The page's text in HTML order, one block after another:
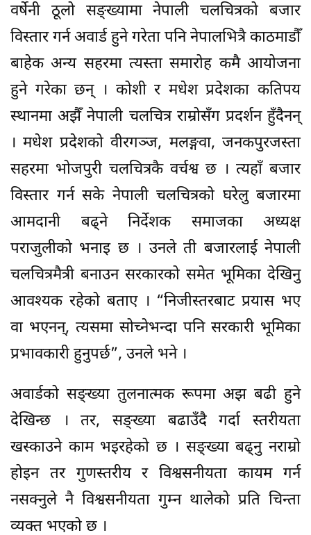
वर्षेनी ठूलो सङ्ख्यामा नेपाली चलचित्रको बजार
विस्तार गर्न अवार्ड हुने गरेता पनि नेपालभित्रै काठमाडौँ
बाहेक अन्य सहरमा त्यस्ता समारोह कमै आयोजना
हुने गरेका छन् । कोशी र मधेश प्रदेशका कतिपय
स्थानमा अझैँ नेपाली चलचित्र राम्रोसँग प्रदर्शन हुँदैनन्
। मधेश प्रदेशको वीरगञ्ज, मलङ्गवा, जनकपुरजस्ता
सहरमा भोजपुरी चलचित्रकै वर्चश्व छ । त्यहाँ बजार
विस्तार गर्न सके नेपाली चलचित्रको घरेलु बजारमा
आमदानी बढ्ने निर्देशक समाजका अध्यक्ष
पराजुलीको भनाइ छ । उनले ती बजारलाई नेपाली
चलचित्रमैत्री बनाउन सरकारको समेत भूमिका देखिनु
आवश्यक रहेको बताए । “निजीस्तरबाट प्रयास भए
वा भएनन्, त्यसमा सोच्नेभन्दा पनि सरकारी भूमिका
प्रभावकारी हुनुपर्छ”, उनले भने ।
अवार्डको सङ्ख्या तुलनात्मक रूपमा अझ बढी हुने
देखिन्छ । तर, सङ्ख्या बढाउँदै गर्दा स्तरीयता
खस्काउने काम भइरहेको छ । सङ्ख्या बढ्नु नराम्रो
होइन तर गुणस्तरीय र विश्वसनीयता कायम गर्न
नसक्नुले नै विश्वसनीयता गुम्न थालेको प्रति चिन्ता
व्यक्त भएको छ ।